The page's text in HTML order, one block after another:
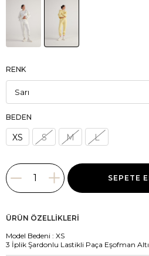
RENK
BEDEN
XS S M L
ÜRÜN ÖZELLIKLERI
Model Bedeni : XS
3 İplik Şardonlu Lastikli Paça Eşofman Altı.